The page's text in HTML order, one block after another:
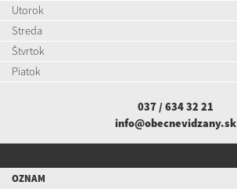
Utorok
Streda
Štvrtok
Piatok
037 / 634 32 21
info@obecnevidzany.sk
OZNAM